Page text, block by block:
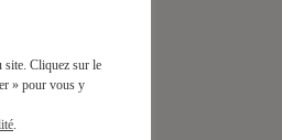
site. Cliquez sur le
» pour vous y
.